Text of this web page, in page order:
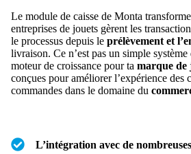
Le module de caisse de Monta
entreprises de jouets gèrent les
le processus depuis le prélèvement et
livraison. Ce n’est pas un simple système
moteur de croissance pour ta marque de
conçues pour améliorer l’expérience des
commandes dans le domaine du
L’intégration avec de